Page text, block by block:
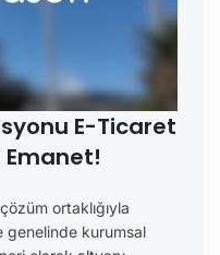
E-Ticaret
Emanet!
ortaklığıyla
genelinde kurumsal